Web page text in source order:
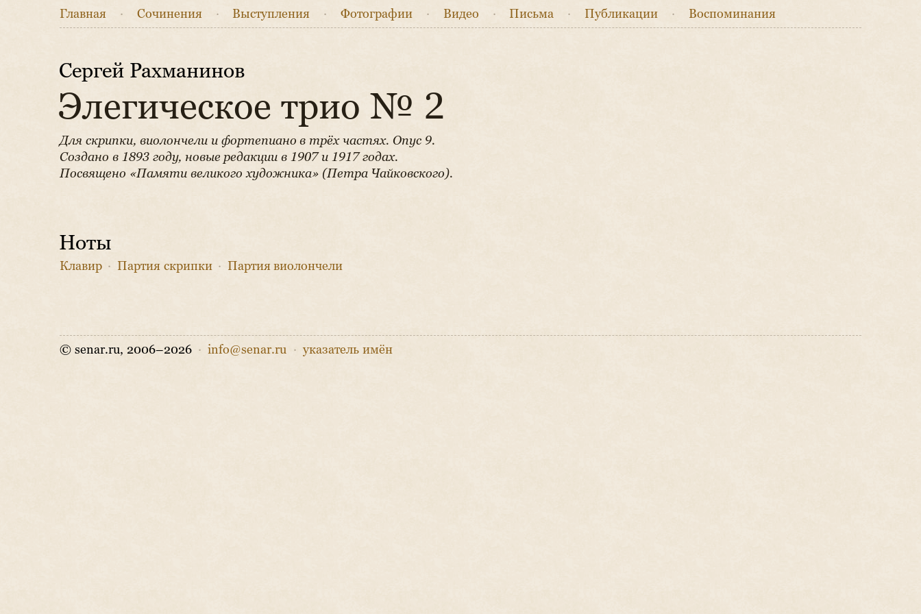
Главная · Сочинения · Выступления · Фотографии · Видео · Письма · Публикации · Воспоминания
Сергей Рахманинов
Элегическое трио № 2
Для скрипки, виолончели и фортепиано в трёх частях. Опус 9.
Создано в 1893 году, новые редакции в 1907 и 1917 годах.
Посвящено «Памяти великого художника» (Петра Чайковского).
Ноты
Клавир · Партия скрипки · Партия виолончели
© senar.ru, 2006–2026 · info@senar.ru · указатель имён